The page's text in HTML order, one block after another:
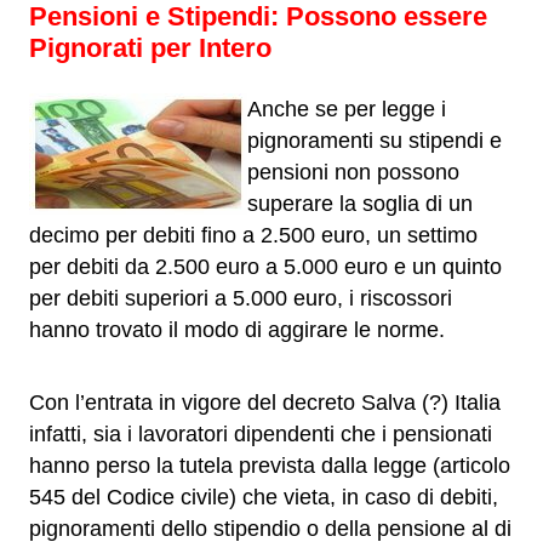
Pensioni e Stipendi: Possono essere
Pignorati per Intero
Anche se per legge i
pignoramenti su stipendi e
pensioni non possono
superare la soglia di un
decimo per debiti fino a 2.500 euro, un settimo
per debiti da 2.500 euro a 5.000 euro e un quinto
per debiti superiori a 5.000 euro, i riscossori
hanno trovato il modo di aggirare le norme.
Con l’entrata in vigore del decreto Salva (?) Italia
infatti, sia i lavoratori dipendenti che i pensionati
hanno perso la tutela prevista dalla legge (articolo
545 del Codice civile) che vieta, in caso di debiti,
pignoramenti dello stipendio o della pensione al di